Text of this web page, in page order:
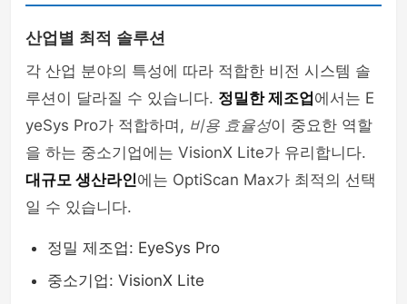
산업별 최적 솔루션
각 산업 분야의 특성에 따라 적합한 비전 시스템 솔
루션이 달라질 수 있습니다. 정밀한 제조업 에서는 E
yeSys Pro가 적합하며, 비용 효율성이 중요한 역할
을 하는 중소기업에는 VisionX Lite가 유리합니다.
대규모 생산라인에는 OptiScan Max가 최적의 선택
일 수 있습니다.
정밀 제조업: EyeSys Pro
중소기업: VisionX Lite